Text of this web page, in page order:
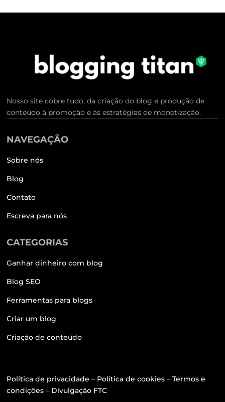
Nosso site cobre tudo, da criação do blog e produção de
conteúdo à promoção e às estratégias de monetização.
NAVEGAÇÃO
Sobre nós
Blog
Contato
Escreva para nós
CATEGORIAS
Ganhar dinheiro com blog
Blog SEO
Ferramentas para blogs
Criar um blog
Criação de conteúdo
Política de privacidade – Política de cookies –Termos e
condições – Divulgação FTC